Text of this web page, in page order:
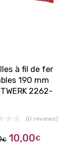
options
à fil de fer
190 mm
2262-
(0 reviews)
€ 10,00€